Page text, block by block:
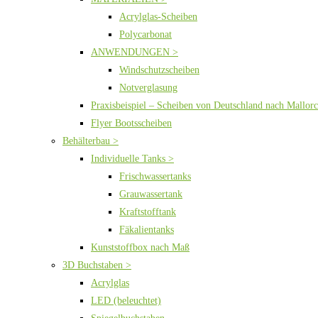
Acrylglas-Scheiben
Polycarbonat
ANWENDUNGEN >
Windschutzscheiben
Notverglasung
Praxisbeispiel – Scheiben von Deutschland nach
Flyer Bootsscheiben
Behälterbau >
Individuelle Tanks >
Frischwassertanks
Grauwassertank
Kraftstofftank
Fäkalientanks
Kunststoffbox nach Maß
3D Buchstaben >
Acrylglas
LED (beleuchtet)